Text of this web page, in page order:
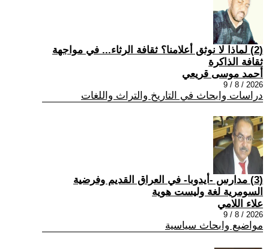
(2) لماذا لا نوثق أعلامنا؟ ثقافة الرثاء... في مواجهة
ثقافة الذاكرة
أحمد موسى قريعي
2026 / 8 / 9
دراسات وابحاث في التاريخ والتراث واللغات
(3) مدارس -أيدوبا- في العراق القديم وفرضية
السومرية لغة وليست هوية
علاء اللامي
2026 / 8 / 9
مواضيع وابحاث سياسية